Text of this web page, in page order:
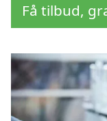
Få tilbud,